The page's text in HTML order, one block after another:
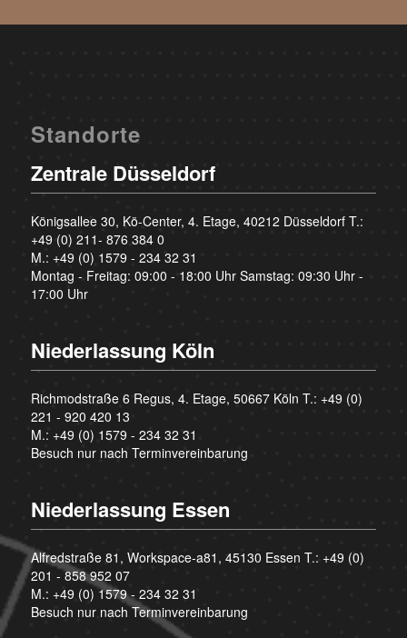
Standorte
Zentrale Düsseldorf
Königsallee 30, Kö-Center, 4. Etage, 40212 Düsseldorf T.:
+49 (0) 211- 876 384 0
M.: +49 (0) 1579 - 234 32 31
Montag - Freitag: 09:00 - 18:00 Uhr Samstag: 09:30 Uhr -
17:00 Uhr
Niederlassung Köln
Richmodstraße 6 Regus, 4. Etage, 50667 Köln T.: +49 (0)
221 - 920 420 13
M.: +49 (0) 1579 - 234 32 31
Besuch nur nach Terminvereinbarung
Niederlassung Essen
Alfredstraße 81, Workspace-a81, 45130 Essen T.: +49 (0)
201 - 858 952 07
M.: +49 (0) 1579 - 234 32 31
Besuch nur nach Terminvereinbarung